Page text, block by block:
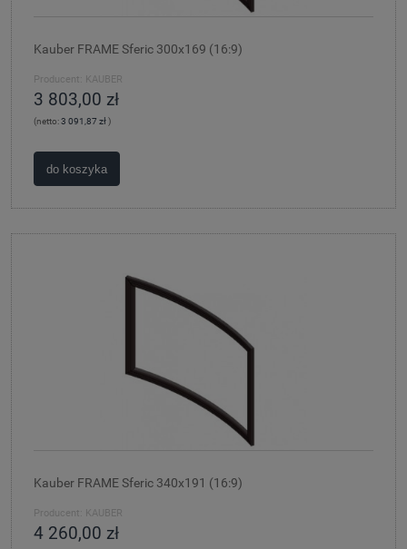
Kauber FRAME Sferic 300x169 (16:9)
Producent: KAUBER
3 803,00 zł
(netto:3 091,87 zł)
do koszyka
Kauber FRAME Sferic 340x191 (16:9)
Producent: KAUBER
4 260,00 zł